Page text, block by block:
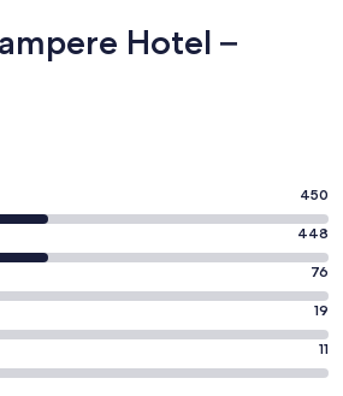
Hotel –
450
448
76
19
11